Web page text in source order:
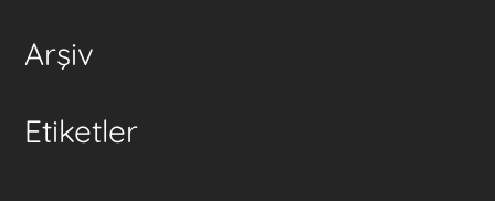
Arşiv
Etiketler